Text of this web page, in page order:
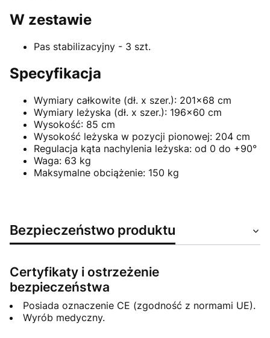
W zestawie
Pas stabilizacyjny - 3 szt.
Specyfikacja
Wymiary całkowite (dł. x szer.): 201x68 cm
Wymiary leżyska (dł. x szer.): 196x60 cm
Wysokość: 85 cm
Wysokość leżyska w pozycji pionowej: 204 cm
Regulacja kąta nachylenia leżyska: od 0 do +90°
Waga: 63 kg
Maksymalne obciążenie: 150 kg
Bezpieczeństwo produktu
Certyfikaty i ostrzeżenie
bezpieczeństwa
Posiada oznaczenie CE (zgodność z normami UE).
Wyrób medyczny.